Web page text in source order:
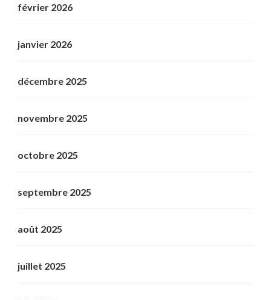
février 2026
janvier 2026
décembre 2025
novembre 2025
octobre 2025
septembre 2025
août 2025
juillet 2025